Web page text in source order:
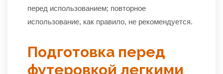
перед использованием; повторное
использование, как правило, не рекомендуется.
Подготовка перед
футеровкой легкими